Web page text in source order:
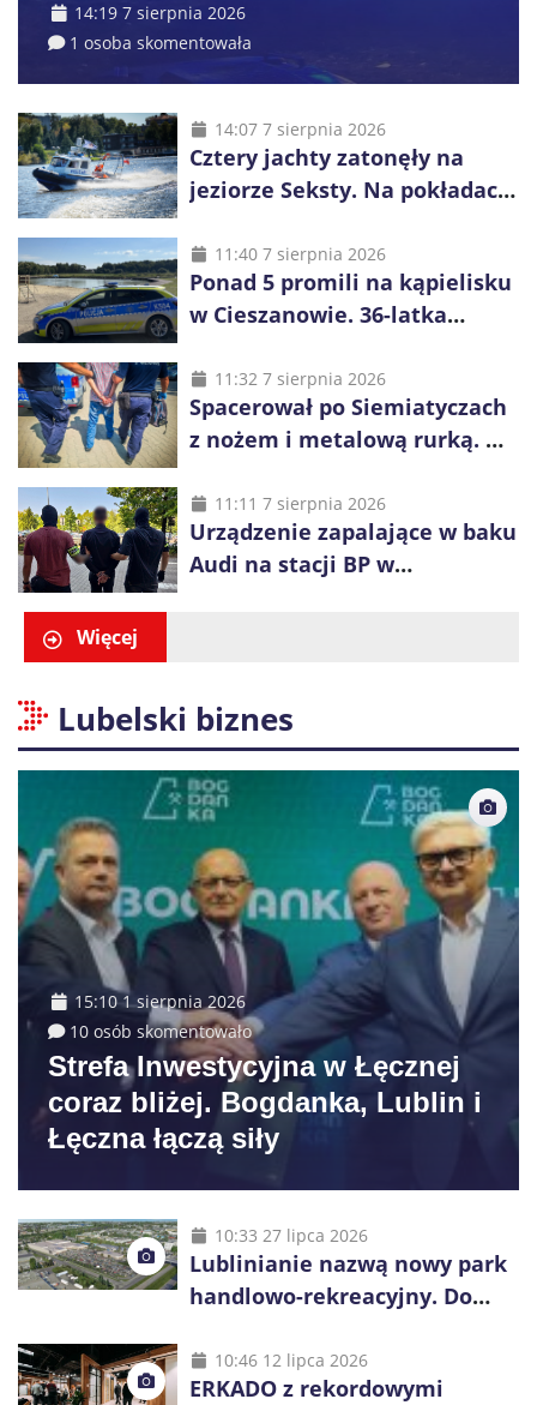
14:19 7 sierpnia 2026
1 osoba skomentowała
14:07 7 sierpnia 2026
Cztery jachty zatonęły na
jeziorze Seksty. Na pokładach
małoletnich
11:40 7 sierpnia 2026
Ponad 5 promili na kąpielisku
w Cieszanowie. 36-latka
z wody
11:32 7 sierpnia 2026
Spacerował po Siemiatyczach
z nożem i metalową rurką. W
alkohol i perfumy
11:11 7 sierpnia 2026
Urządzenie zapalające w baku
Audi na stacji BP w
Więcej
Lubelski biznes
15:10 1 sierpnia 2026
10 osób skomentowało
Strefa Inwestycyjna w Łęcznej
coraz bliżej. Bogdanka, Lublin i
Łęczna łączą siły
10:33 27 lipca 2026
Lublinianie nazwą nowy park
handlowo-rekreacyjny. Do
10:46 12 lipca 2026
ERKADO z rekordowymi